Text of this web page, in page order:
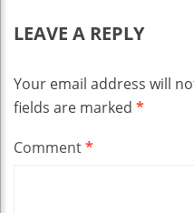
LEAVE A REPLY
Your email address will
fields are marked *
Comment*